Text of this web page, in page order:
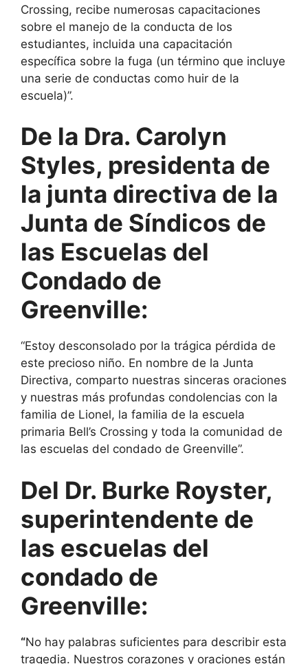
Crossing, recibe numerosas capacitaciones
sobre el manejo de la conducta de los
estudiantes, incluida una capacitación
específica sobre la fuga (un término que incluye
una serie de conductas como huir de la
escuela)”.
De la Dra. Carolyn
Styles, presidenta de
la junta directiva de la
Junta de Síndicos de
las Escuelas del
Condado de
Greenville:
“Estoy desconsolado por la trágica pérdida de
este precioso niño. En nombre de la Junta
Directiva, comparto nuestras sinceras oraciones
y nuestras más profundas condolencias con la
familia de Lionel, la familia de la escuela
primaria Bell’s Crossing y toda la comunidad de
las escuelas del condado de Greenville”.
Del Dr. Burke Royster,
superintendente de
las escuelas del
condado de
Greenville:
“No hay palabras suficientes para describir esta
tragedia. Nuestros corazones y oraciones están